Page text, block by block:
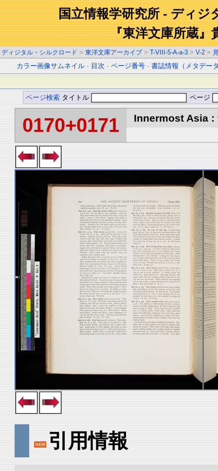
国立情報学研究所 - ディジ
『東洋文庫所蔵』
ディジタル・シルクロード > 東洋文庫アーカイブ > T-VIII-5-A-a-3 > V-2 >
カラー画像サムネイル - 目次 -ページ番号 -書誌情報（メタデー
ページ検索 タイトル ページ
0170+0171 Innermost Asia :
引用情報